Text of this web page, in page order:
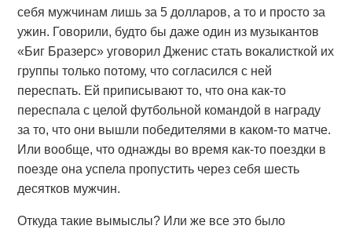
себя мужчинам лишь за 5 долларов, а то и просто за
ужин. Говорили, будто бы даже один из музыкантов
«Биг Бразерс» уговорил Дженис стать вокалисткой их
группы только потому, что согласился с ней
переспать. Ей приписывают то, что она как-то
переспала с целой футбольной командой в награду
за то, что они вышли победителями в каком-то матче.
Или вообще, что однажды во время как-то поездки в
поезде она успела пропустить через себя шесть
десятков мужчин.
Откуда такие вымыслы? Или же все это было